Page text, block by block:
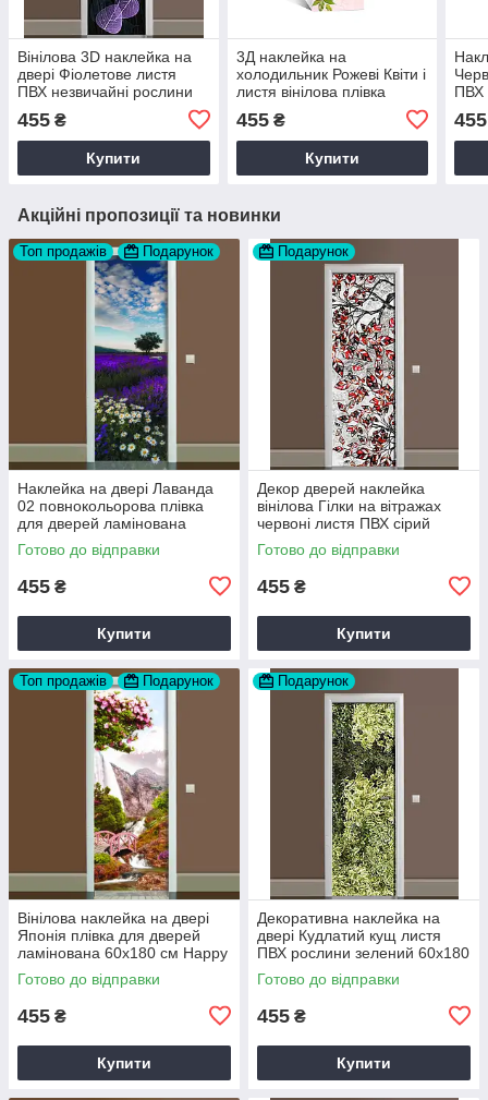
Вінілова 3D наклейка на
двері Фіолетове листя
ПВХ незвичайні рослини
60х180 см Happy Pocket
Z181567
455 ₴
Купити
3Д наклейка на
холодильник Рожеві Квіти і
листя вінілова плівка
квітковий фон 60х180 см
Happy Pocket Z182146
455₴
Купити
ПВХ
455
Акційні пропозиції та новинки
Топ продажів Подарунок
Наклейка на двері Лаванда
02 повнокольорова плівка
для дверей ламінована
60х180 см Happy Pocket
Z180090
Готово до відправки
455 ₴
Купити
Подарунок
Декор дверей наклейка
вінілова Гілки на вітражах
червоні листя ПВХ сірий
60х180 см Happy Pocket
Z184230
Готово до відправки
455 ₴
Купити
Топ продажів Подарунок
Вінілова наклейка на двері
Японія плівка для дверей
ламінована 60х180 см Happy
Pocket Z180061
Готово до відправки
455 ₴
Купити
Подарунок
Декоративна наклейка на
двері Кудлатий кущ листя
ПВХ рослини зелений 60х180
см Happy Pocket Z183491
Готово до відправки
455 ₴
Купити